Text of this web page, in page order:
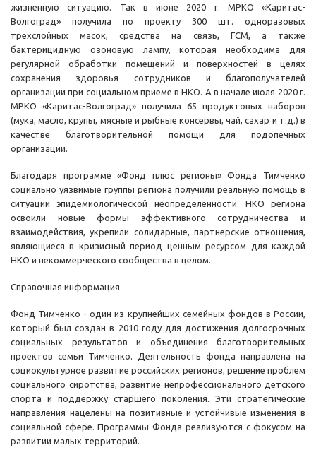
жизненную ситуацию. Так в июне 2020 г. МРКО «Каритас-
Волгоград» получила по проекту 300 шт. одноразовых
трехслойных масок, средства на связь, ГСМ, а также
бактерицидную озоновую лампу, которая необходима для
регулярной обработки помещений и поверхностей в целях
сохранения здоровья сотрудников и благополучателей
организации при социальном приеме в НКО. А в начале июля 2020 г.
МРКО «Каритас-Волгоград» получила 65 продуктовых наборов
(мука, масло, крупы, мясные и рыбные консервы, чай, сахар и т.д.) в
качестве благотворительной помощи для подопечных
организации.
Благодаря программе «Фонд плюс регионы» Фонда Тимченко
социально уязвимые группы региона получили реальную помощь в
ситуации эпидемиологической неопределенности. НКО региона
освоили новые формы эффективного сотрудничества и
взаимодействия, укрепили солидарные, партнерские отношения,
являющиеся в кризисный период ценным ресурсом для каждой
НКО и некоммерческого сообщества в целом.
Справочная информация
Фонд Тимченко - один из крупнейших семейных фондов в России,
который был создан в 2010 году для достижения долгосрочных
социальных результатов и объединения благотворительных
проектов семьи Тимченко. Деятельность фонда направлена на
социокультурное развитие российских регионов, решение проблем
социального сиротства, развитие непрофессионального детского
спорта и поддержку старшего поколения. Эти стратегические
направления нацелены на позитивные и устойчивые изменения в
социальной сфере. Программы Фонда реализуются с фокусом на
развитии малых территорий.